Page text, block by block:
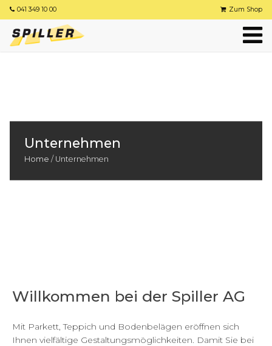
041 349 10 00 Zum Shop
Unternehmen
Home / Unternehmen
Willkommen bei der Spiller AG
Mit Parkett, Teppich und Bodenbelägen eröffnen sich
Ihnen vielfältige Gestaltungsmöglichkeiten. Damit Sie bei